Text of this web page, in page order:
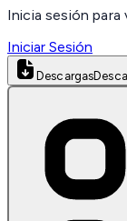
Inicia sesión para
Iniciar Sesión
Descargas